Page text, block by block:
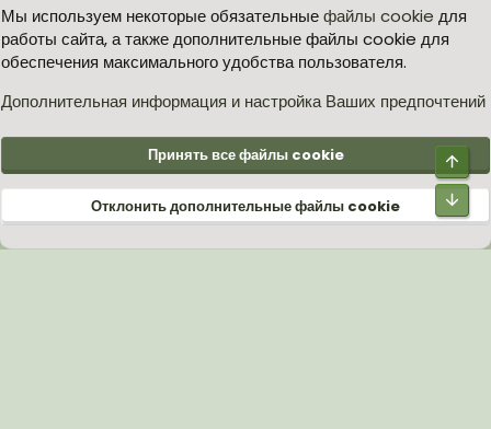
Политика в отношении обработки персональных данных
Согласие на обработку персональных данных
Помощь Главная
R
Community platform by XenForo ® © 2010-2026 XenForo Ltd.
Мы используем некоторые обязательныефайлы cookie для
работы сайта, а также дополнительные файлы cookie для
обеспечения максимального удобства пользователя.
Дополнительная информация и настройка Ваших предпочтений
Принять все файлы cookie
Отклонить дополнительные файлы cookie